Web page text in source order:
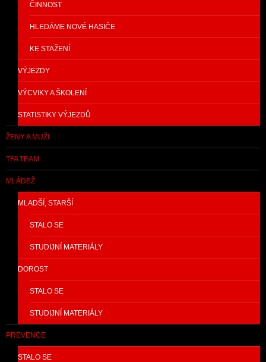
ČINNOST
HLEDÁME NOVÉ HASIČE
KE STAŽENÍ
VÝJEZDY
VÝCVIKY A ŠKOLENÍ
STATISTIKY VÝJEZDŮ
ŽENY A MUŽI
TFA TEAM
MLÁDEŽ
MLADŠÍ, STARŠÍ
STALO SE
STUDIJNÍ MATERIÁLY
DOROST
STALO SE
STUDIJNÍ MATERIÁLY
PREVENCE
STALO SE